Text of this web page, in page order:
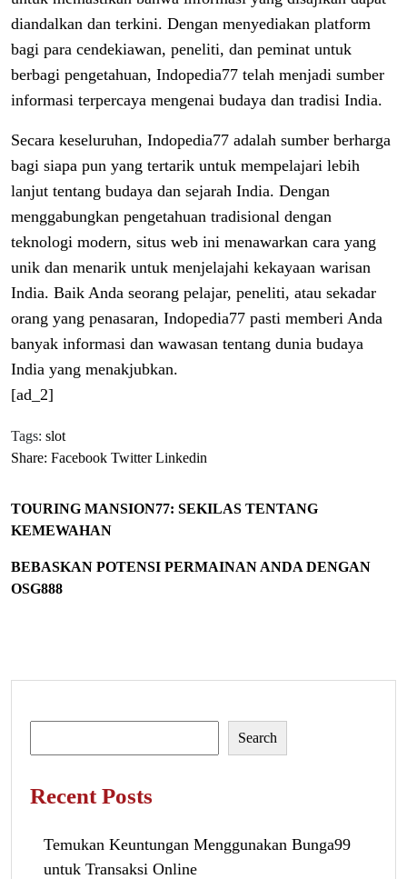
diandalkan dan terkini. Dengan menyediakan platform
bagi para cendekiawan, peneliti, dan peminat untuk
berbagi pengetahuan, Indopedia77 telah menjadi sumber
informasi terpercaya mengenai budaya dan tradisi India.
Secara keseluruhan, Indopedia77 adalah sumber berharga
bagi siapa pun yang tertarik untuk mempelajari lebih
lanjut tentang budaya dan sejarah India. Dengan
menggabungkan pengetahuan tradisional dengan
teknologi modern, situs web ini menawarkan cara yang
unik dan menarik untuk menjelajahi kekayaan warisan
India. Baik Anda seorang pelajar, peneliti, atau sekadar
orang yang penasaran, Indopedia77 pasti memberi Anda
banyak informasi dan wawasan tentang dunia budaya
India yang menakjubkan.
[ad_2]
Tags: slot
Share: Facebook Twitter Linkedin
TOURING MANSION77: SEKILAS TENTANG
KEMEWAHAN
BEBASKAN POTENSI PERMAINAN ANDA DENGAN
OSG888
Search
Recent Posts
Temukan Keuntungan Menggunakan Bunga99
untuk Transaksi Online